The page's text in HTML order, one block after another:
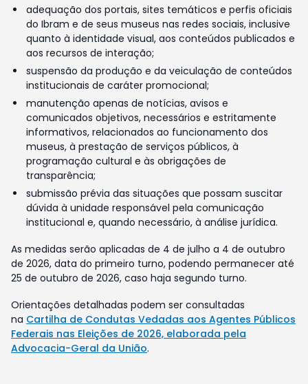
adequação dos portais, sites temáticos e perfis oficiais
do Ibram e de seus museus nas redes sociais, inclusive
quanto à identidade visual, aos conteúdos publicados e
aos recursos de interação;
suspensão da produção e da veiculação de conteúdos
institucionais de caráter promocional;
manutenção apenas de notícias, avisos e
comunicados objetivos, necessários e estritamente
informativos, relacionados ao funcionamento dos
museus, à prestação de serviços públicos, à
programação cultural e às obrigações de
transparência;
submissão prévia das situações que possam suscitar
dúvida à unidade responsável pela comunicação
institucional e, quando necessário, à análise jurídica.
As medidas serão aplicadas de 4 de julho a 4 de outubro
de 2026, data do primeiro turno, podendo permanecer até
25 de outubro de 2026, caso haja segundo turno.
Orientações detalhadas podem ser consultadas
na Cartilha de Condutas Vedadas aos Agentes Públicos
Federais nas Eleições de 2026, elaborada pela
Advocacia-Geral da União.